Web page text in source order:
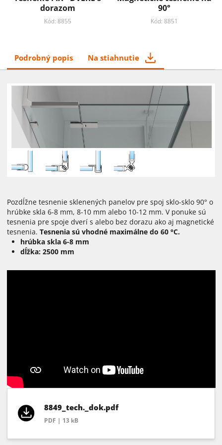
dorazom
Kód: 8855
90°
Kód: 8851
Podrobný popis Na stiahnutie
Pozdĺžne tesnenie sklenených panelov pre spoj sklo-sklo 90° o
hrúbke skla 6-8 mm, 8-10 mm alebo 10-12 mm. V ponuke sú
tesnenia pre spoje dverí s alebo bez dorazu ako aj magnetické
tesnenia. Tesnenia sú vhodné maximálne do 60 °C.
hrúbka skla 6-8 mm
dĺžka: 2500 mm
8849_tech._dok.pdf
PDF | 13 kB